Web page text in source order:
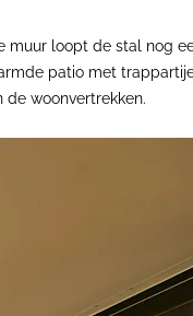
muur loopt de stal nog
patio met
woonvertrekken.